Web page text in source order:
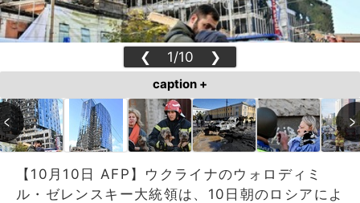
❮ 1/10 ❯
caption +
【10月10日 AFP】ウクライナのウォロディミ
ル・ゼレンスキー大統領は、10日朝のロシアによ